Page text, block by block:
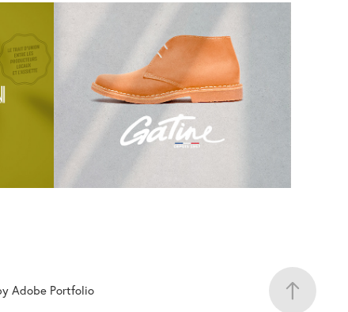
Gatine Chaussures
Adobe Portfolio